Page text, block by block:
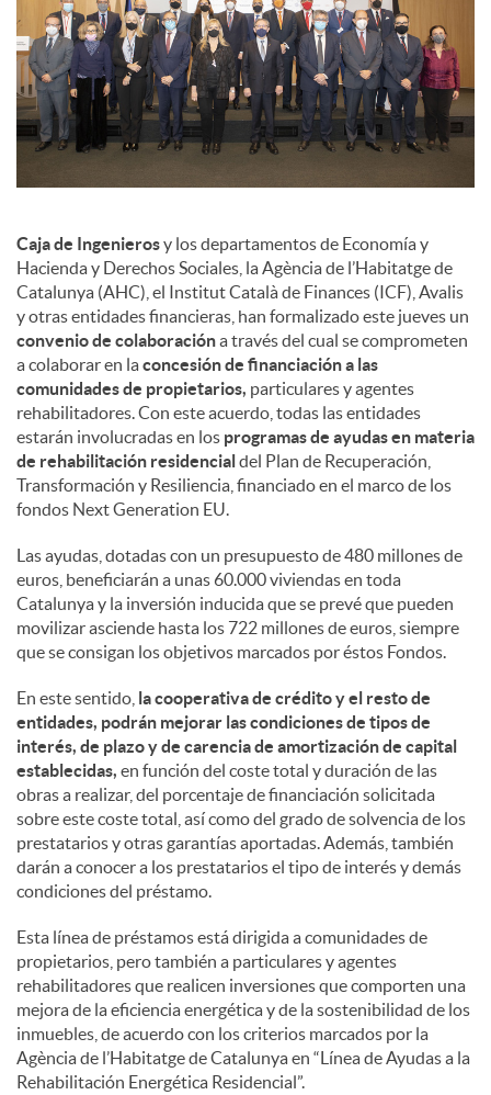
Caja de Ingenierosy los departamentos de Economía y
Hacienda y Derechos Sociales, la Agència de l’Habitatge de
Catalunya (AHC), el Institut Català de Finances (ICF), Avalis
y otras entidades financieras, han formalizado este jueves un
convenio de colaboracióna través del cual se comprometen
a colaborar en laconcesión de financiación a las
comunidades de propietarios, particulares y agentes
rehabilitadores. Con este acuerdo, todas las entidades
estarán involucradas en los programas de ayudas en materia
de rehabilitación residencial del Plan de Recuperación,
Transformación y Resiliencia, financiado en el marco de los
fondos Next Generation EU.
Las ayudas, dotadas con un presupuesto de 480 millones de
euros, beneficiarán a unas 60.000 viviendas en toda
Catalunya y la inversión inducida que se prevé que pueden
movilizar asciende hasta los 722 millones de euros, siempre
que se consigan los objetivos marcados por éstos Fondos.
En este sentido, la cooperativa de crédito y el resto de
entidades, podrán mejorar las condiciones de tipos de
interés, de plazo y de carencia de amortización de capital
establecidas, en función del coste total y duración de las
obras a realizar, del porcentaje de financiación solicitada
sobre este coste total, así como del grado de solvencia de los
prestatarios y otras garantías aportadas. Además, también
darán a conocer a los prestatarios el tipo de interés y demás
condiciones del préstamo.
Esta línea de préstamos está dirigida a comunidades de
propietarios, pero también a particulares y agentes
rehabilitadores que realicen inversiones que comporten una
mejora de la eficiencia energética y de la sostenibilidad de los
inmuebles, de acuerdo con los criterios marcados por la
Agència de l’Habitatge de Catalunya en “Línea de Ayudas a la
Rehabilitación Energética Residencial”.